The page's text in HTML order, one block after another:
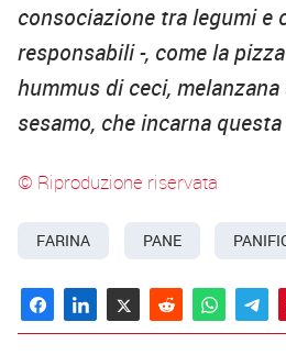
consociazione tra legumi e
responsabili -, come la
hummus di ceci,
sesamo, che incarna
© Riproduzione riservata
FARINA PANE